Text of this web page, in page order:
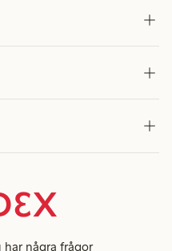
har några frågor